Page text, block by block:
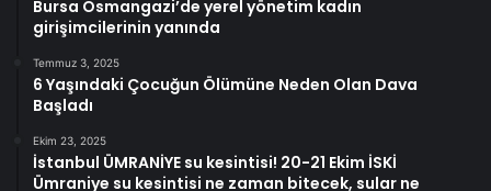
Bursa Osmangazi’de yerel yönetim kadın
girişimcilerinin yanında
Temmuz 3, 2025
6 Yaşındaki Çocuğun Ölümüne Neden Olan Dava
Başladı
Ekim 23, 2025
İstanbul ÜMRANİYE su kesintisi! 20-21 Ekim İSKİ
Ümraniye su kesintisi ne zaman bitecek, sular ne